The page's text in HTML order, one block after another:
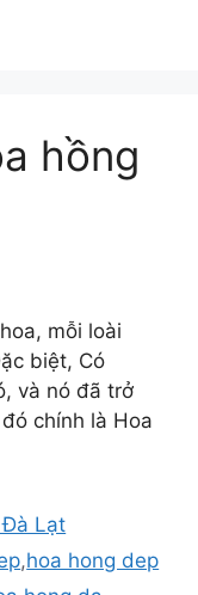
hồng
mỗi loài
biệt, Có
và nó đã trở
chính là Hoa
Lạt
,hoa hong dep